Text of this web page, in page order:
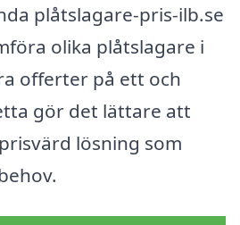
plåtslagare-pris-ilb.se
olika plåtslagare i
offerter på ett och
gör det lättare att
lösning som